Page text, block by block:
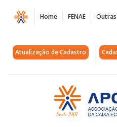
Página
Arquivos
jaú
APCEF/SP
Home FENAE Outras
Atualização de Cadastro
Acessar
página
inicial